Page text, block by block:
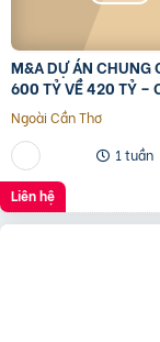
M&A DỰ ÁN CHUNG
600 TỶ VỀ 420 TỶ –
LVCC
Ngoài Cần Thơ
1 tuần
Liên hệ